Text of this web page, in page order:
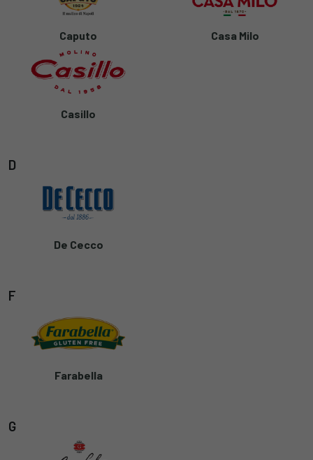
Caputo Casa Milo
Casillo
D
De Cecco
F
Farabella
G